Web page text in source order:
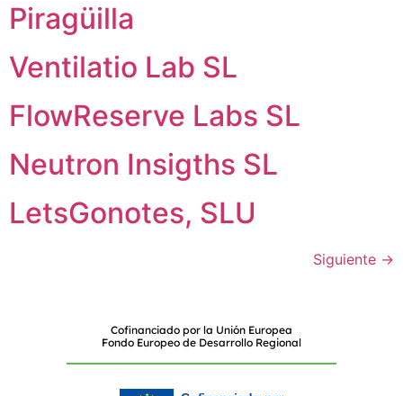
Piragüilla
Ventilatio Lab SL
FlowReserve Labs SL
Neutron Insigths SL
LetsGonotes, SLU
Siguiente →
Cofinanciado por la Unión Europea
Fondo Europeo de Desarrollo Regional